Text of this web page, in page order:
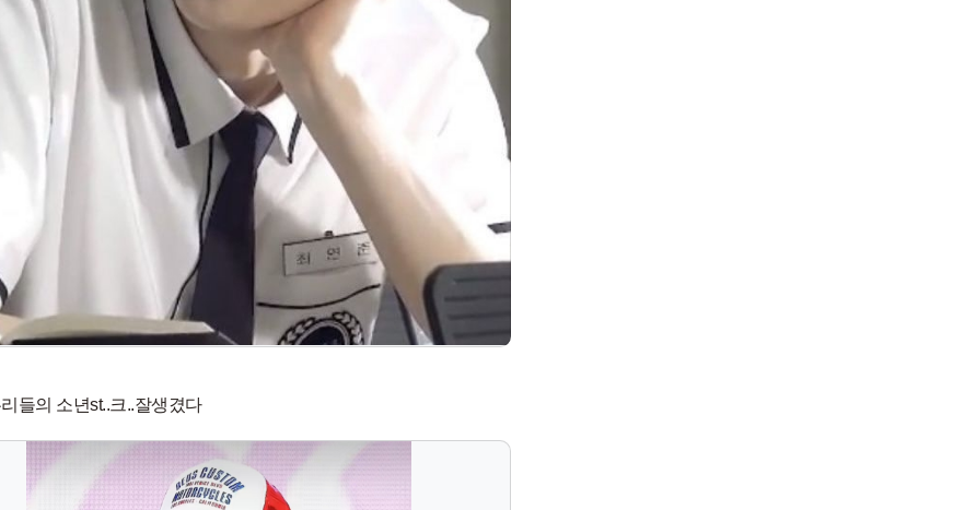
그때 그 우리들의 소년st..크..잘생겼다